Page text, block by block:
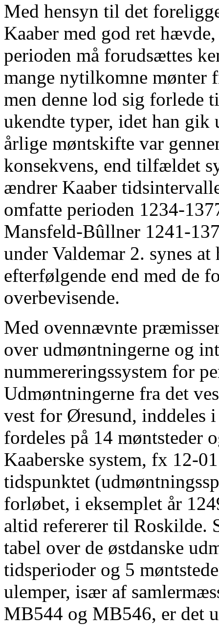
Med hensyn til det
Kaaber med god ret
perioden må forudsættes
mange nytilkomne mønter
men denne lod sig forlede
ukendte typer, idet han
årlige møntskifte var
konsekvens, end tilfældet
ændrer Kaaber
omfatte perioden 1234-
Mansfeld-Bûllner 1241-
under Valdemar 2. synes
efterfølgende end med de
overbevisende.
Med ovennævnte
over udmøntningerne og
nummereringssystem for
Udmøntningerne fra det
vest for Øresund, inddeles
fordeles på 14 møntsteder
Kaaberske system, fx 12-
tidspunktet
forløbet, i eksemplet år
altid refererer til Roskilde.
tabel over de østdanske
tidsperioder og 5
ulemper, især af
MB544 og MB546, er det